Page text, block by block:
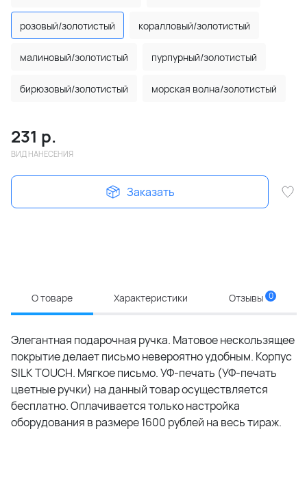
розовый/золотистый коралловый/золотистый
малиновый/золотистый пурпурный/золотистый
бирюзовый/золотистый морская волна/золотистый
231 р.
ВИД НАНЕСЕНИЯ
Заказать
О товаре Характеристики Отзывы 0
Элегантная подарочная ручка. Матовое нескользящее
покрытие делает письмо невероятно удобным. Корпус
SILK TOUCH. Мягкое письмо. УФ-печать (УФ-печать
цветные ручки) на данный товар осуществляется
бесплатно. Оплачивается только настройка
оборудования в размере 1600 рублей на весь тираж.